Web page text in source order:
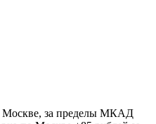
Москве, за пределы МКАД